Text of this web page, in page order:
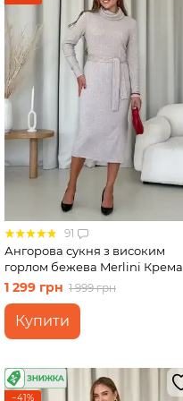
91
Ангорова сукня з високим
горлом бежева Merlini Крема
700001742 розмір S-M
1 299 грн 1 999 грн
Купити
−41%